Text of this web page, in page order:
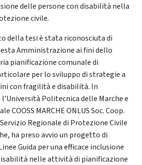
delle persone con disabilità nella
civile.
della tesi è stata riconosciuta di
Amministrazione ai fini dello
pianificazione comunale di
per lo sviluppo di strategie a
con fragilità e disabilità. In
Politecnica delle Marche e
COOSS MARCHE ONLUS Soc. Coop.
Regionale di Protezione Civile
ha preso avvio un progetto di
Guida per una efficace inclusione
nelle attività di pianificazione